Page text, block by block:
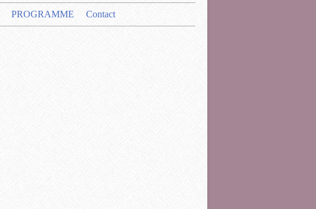
PROGRAMME Contact